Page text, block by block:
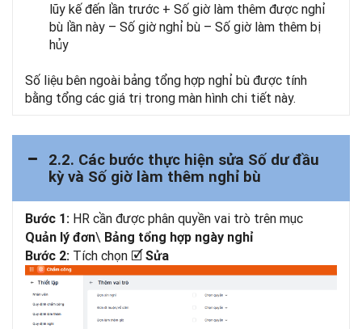
lũy kế đến lần trước + Số giờ làm thêm được nghỉ
bù lần này – Số giờ nghỉ bù – Số giờ làm thêm bị
hủy
Số liệu bên ngoài bảng tổng hợp nghỉ bù được tính
bằng tổng các giá trị trong màn hình chi tiết này.
2.2. Các bước thực hiện sửa Số dư đầu
kỳ và Số giờ làm thêm nghỉ bù
Bước 1: HR cần được phân quyền vai trò trên mục
Quản lý đơn\ Bảng tổng hợp ngày nghỉ
Bước 2: Tích chọn 🗹 Sửa